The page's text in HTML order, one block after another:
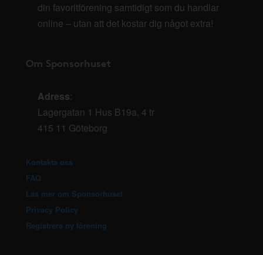
din favoritförening samtidigt som du handlar
online – utan att det kostar dig något extra!
Om Sponsorhuset
Adress:
Lagergatan 1 Hus B19a, 4 tr
415 11 Göteborg
Kontakta oss
FAQ
Läs mer om Sponsorhuset
Privacy Policy
Registrera ny förening